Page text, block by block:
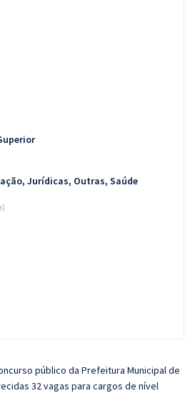
público da Prefeitura Municipal de
32 vagas para cargos de nível
Jurídicas, Outras, Saúde